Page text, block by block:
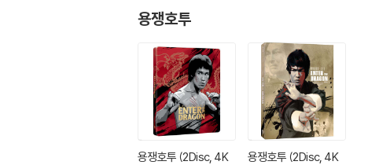
용쟁호투
용쟁호투 (2Disc, 4K
용쟁호투 (2Disc, 4K